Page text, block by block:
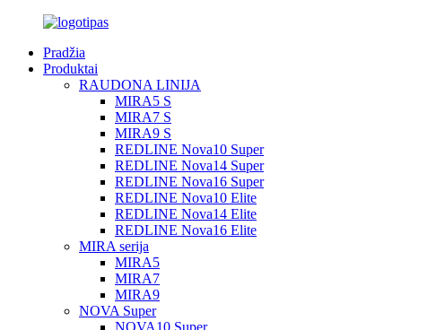
Pradžia
Produktai
RAUDONA LINIJA
MIRA5 S
MIRA7 S
MIRA9 S
REDLINE Nova10 Super
REDLINE Nova14 Super
REDLINE Nova16 Super
REDLINE Nova10 Elite
REDLINE Nova14 Elite
REDLINE Nova16 Elite
MIRA serija
MIRA5
MIRA7
MIRA9
NOVA Super
NOVA10 Super